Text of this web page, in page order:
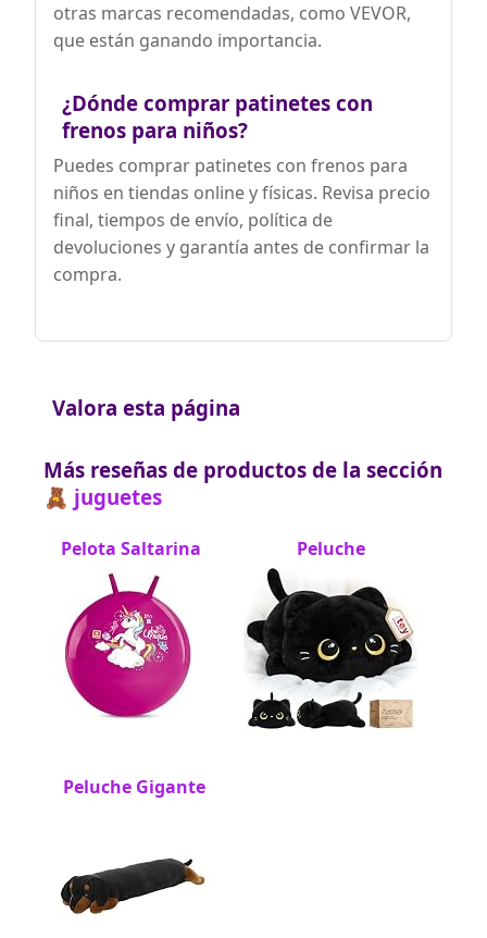
otras marcas recomendadas, como VEVOR,
que están ganando importancia.
¿Dónde comprar patinetes con
frenos para niños?
Puedes comprar patinetes con frenos para
niños en tiendas online y físicas. Revisa precio
final, tiempos de envío, política de
devoluciones y garantía antes de confirmar la
compra.
Valora esta página
Más reseñas de productos de la sección
🧸 juguetes
Pelota Saltarina Peluche
Peluche Gigante